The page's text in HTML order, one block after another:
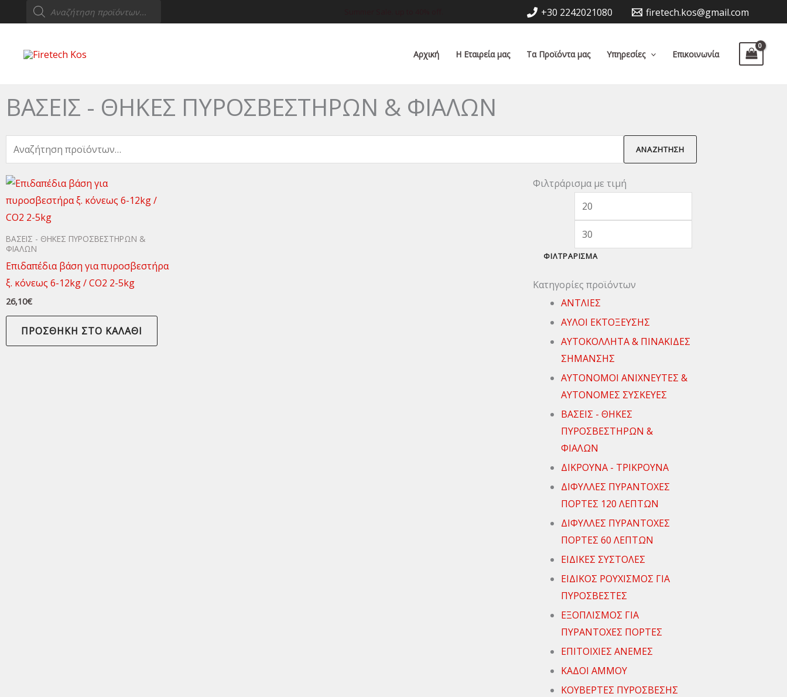
Μετάβαση
στο
Products
search +30 2242021080 firetech.kos@gmail.com
Αρχική Η Εταιρεία μας Τα Προϊόντα μας Υπηρεσίες Επικοινωνία
ΒΑΣΕΙΣ - ΘΗΚΕΣ ΠΥΡΟΣΒΕΣΤΗΡΩΝ & ΦΙΑΛΩΝ
Αναζήτηση
για:
ΑΝΑΖΉΤΗΣΗ
ΒΑΣΕΙΣ - ΘΗΚΕΣ ΠΥΡΟΣΒΕΣΤΗΡΩΝ &
ΦΙΑΛΩΝ
Επιδαπέδια βάση για πυροσβεστήρα
ξ. κόνεως 6-12kg / CO2 2-5kg
26,10€
ΠΡΟΣΘΉΚΗ ΣΤΟ ΚΑΛΆΘΙ
Φιλτράρισμα με τιμή
Ελάχιστη
τιμή
ΦΙΛΤΡΆΡΙΣΜΑ
Κατηγορίες προϊόντων
ΑΝΤΛΙΕΣ
ΑΥΛΟΙ ΕΚΤΟΞΕΥΣΗΣ
ΑΥΤΟΚΟΛΛΗΤΑ & ΠΙΝΑΚΙΔΕΣ
ΣΗΜΑΝΣΗΣ
ΑΥΤΟΝΟΜΟΙ ΑΝΙΧΝΕΥΤΕΣ &
ΑΥΤΟΝΟΜΕΣ ΣΥΣΚΕΥΕΣ
ΒΑΣΕΙΣ - ΘΗΚΕΣ
ΠΥΡΟΣΒΕΣΤΗΡΩΝ &
ΦΙΑΛΩΝ
ΔΙΚΡΟΥΝΑ - ΤΡΙΚΡΟΥΝΑ
ΔΙΦΥΛΛΕΣ ΠΥΡΑΝΤΟΧΕΣ
ΠΟΡΤΕΣ 120 ΛΕΠΤΩΝ
ΔΙΦΥΛΛΕΣ ΠΥΡΑΝΤΟΧΕΣ
ΠΟΡΤΕΣ 60 ΛΕΠΤΩΝ
ΕΙΔΙΚΕΣ ΣΥΣΤΟΛΕΣ
ΕΙΔΙΚΟΣ ΡΟΥΧΙΣΜΟΣ ΓΙΑ
ΠΥΡΟΣΒΕΣΤΕΣ
ΕΞΟΠΛΙΣΜΟΣ ΓΙΑ
ΠΥΡΑΝΤΟΧΕΣ ΠΟΡΤΕΣ
ΕΠΙΤΟΙΧΙΕΣ ΑΝΕΜΕΣ
ΚΑΔΟΙ ΑΜΜΟΥ
ΚΟΥΒΕΡΤΕΣ ΠΥΡΟΣΒΕΣΗΣ